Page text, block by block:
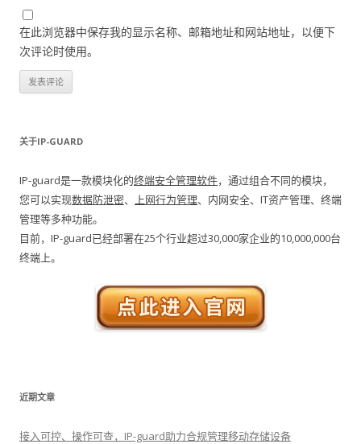
在此浏览器中保存我的显示名称、邮箱地址和网站地址，以便下
次评论时使用。
关于IP-GUARD
IP-guard是一款模块化的终端安全管理软件，通过组合不同的模块，
您可以实现数据防泄密、 上网行为管理、内网安全、IT资产管理、终端
管理等多种功能。
目前，IP-guard已经部署在25个行业超过30,000家企业的10,000,000台
终端上。
近期文章
接入可控、操作可查，IP-guard助力合规管理移动存储设备